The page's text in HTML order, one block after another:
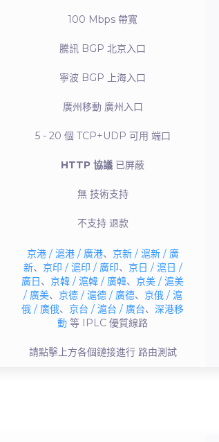
100 Mbps 帶寬
騰訊 BGP 北京入口
寧波 BGP 上海入口
廣州移動 廣州入口
5 - 20 個 TCP+UDP 可用 端口
HTTP 協議 已屏蔽
無技術支持
不支持退款
京港 / 滬港 / 廣港、 京新 / 滬新 / 廣
新、 京印 / 滬印 / 廣印、 京日 / 滬日 /
廣日、 京韓 / 滬韓 / 廣韓、 京美 / 滬美
/ 廣美、 京德 / 滬德 / 廣德、 京俄 / 滬
俄 / 廣俄、 京台 / 滬台 / 廣台、深港移
動 等 IPLC 優質線路
請點擊上方各個鏈接進行路由測試